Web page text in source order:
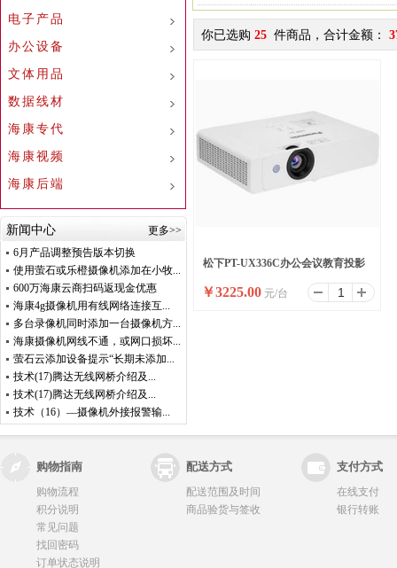
电子产品
办公设备
文体用品
数据线材
海康专代
海康视频
海康后端
新闻中心
更多>>
6月产品调整预告版本切换
使用萤石或乐橙摄像机添加在小牧...
600万海康云商扫码返现金优惠
海康4g摄像机用有线网络连接互...
多台录像机同时添加一台摄像机方...
海康摄像机网线不通，或网口损坏...
萤石云添加设备提示“长期未添加...
技术(17)腾达无线网桥介绍及...
技术(17)腾达无线网桥介绍及...
技术（16）—摄像机外接报警输...
你已选购 25 件商品，合计金额：
松下PT-UX336C办公会议教育投影
仪投影机
￥3225.00 元/台
购物指南 配送方式 支付方式
购物流程
积分说明
常见问题
找回密码
订单状态说明
配送范围及时间
商品验货与签收
在线支付
银行转账